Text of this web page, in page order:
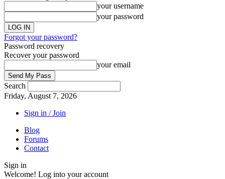
your username
your password
Forgot your password?
Password recovery
Recover your password
your email
Search
Friday, August 7, 2026
Sign in / Join
Blog
Forums
Contact
Sign in
Welcome! Log into your account